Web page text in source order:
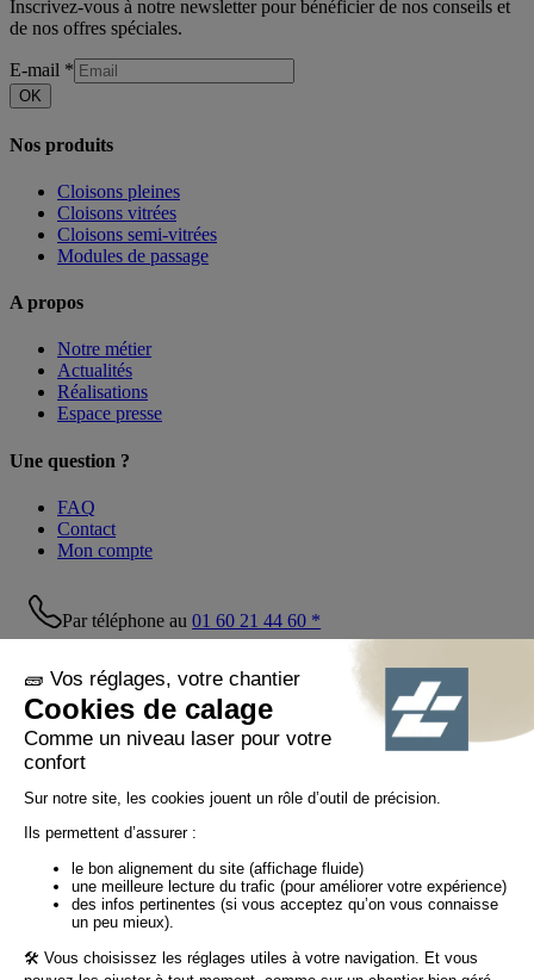
Inscrivez-vous à notre newsletter pour bénéficier de nos conseils et
de nos offres spéciales.
E-mail *
OK
Nos produits
Cloisons pleines
Cloisons vitrées
Cloisons semi-vitrées
Modules de passage
A propos
Notre métier
Actualités
Réalisations
Espace presse
Une question ?
FAQ
Contact
Mon compte
Par téléphone au01 60 21 44 60 *
Suivez-nous !
Politique de confidentialité
Politique cookies
Politique réseaux sociaux
CGV